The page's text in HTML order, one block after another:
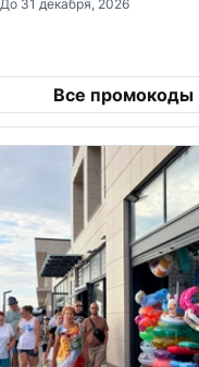
До 31 декабря, 2026
Все промокоды